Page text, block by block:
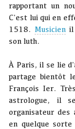
rapportant un
C'est lui qui en
1518. Musicien il
son luth.
À Paris, il se lie
partage bientôt
François Ier.
astrologue, il
organisateur des
en quelque